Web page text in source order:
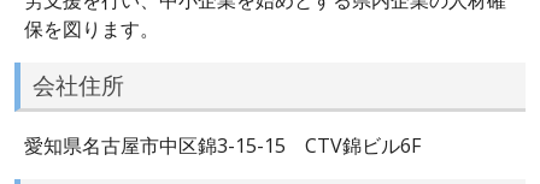
保を図ります。
会社住所
愛知県名古屋市中区錦3-15-15 CTV錦ビル6F